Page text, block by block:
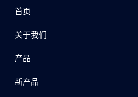
首页
关于我们
产品
新产品